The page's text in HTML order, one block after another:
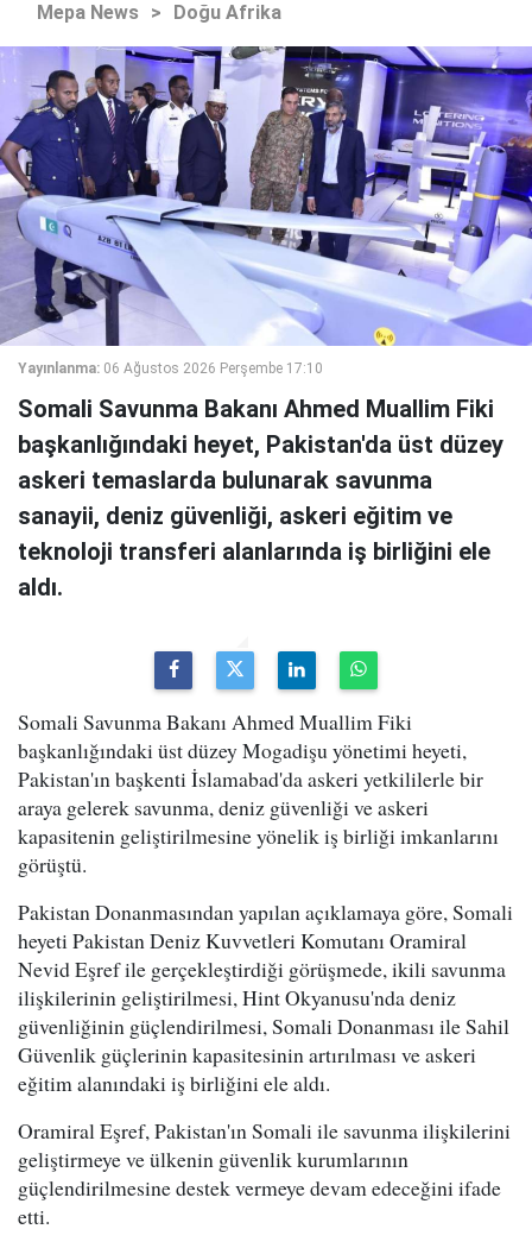
Mepa News > Doğu Afrika
Yayınlanma: 06 Ağustos 2026 Perşembe 17:10
Somali Savunma Bakanı Ahmed Muallim Fiki
başkanlığındaki heyet, Pakistan'da üst düzey
askeri temaslarda bulunarak savunma
sanayii, deniz güvenliği, askeri eğitim ve
teknoloji transferi alanlarında iş birliğini ele
aldı.
Somali Savunma Bakanı Ahmed Muallim Fiki
başkanlığındaki üst düzey Mogadişu yönetimi heyeti,
Pakistan'ın başkenti İslamabad'da askeri yetkililerle bir
araya gelerek savunma, deniz güvenliği ve askeri
kapasitenin geliştirilmesine yönelik iş birliği imkanlarını
görüştü.
Pakistan Donanmasından yapılan açıklamaya göre, Somali
heyeti Pakistan Deniz Kuvvetleri Komutanı Oramiral
Nevid Eşref ile gerçekleştirdiği görüşmede, ikili savunma
ilişkilerinin geliştirilmesi, Hint Okyanusu'nda deniz
güvenliğinin güçlendirilmesi, Somali Donanması ile Sahil
Güvenlik güçlerinin kapasitesinin artırılması ve askeri
eğitim alanındaki iş birliğini ele aldı.
Oramiral Eşref, Pakistan'ın Somali ile savunma ilişkilerini
geliştirmeye ve ülkenin güvenlik kurumlarının
güçlendirilmesine destek vermeye devam edeceğini ifade
etti.